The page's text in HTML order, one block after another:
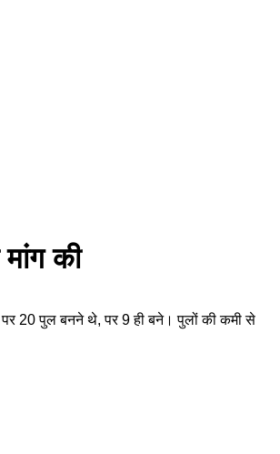
की
पर 20 पुल बनने थे, पर 9 ही बने। पुलों की कमी से